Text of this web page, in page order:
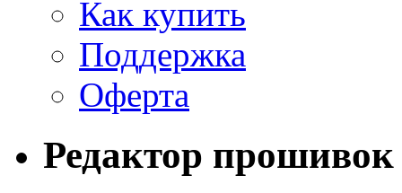
Как купить
Поддержка
Оферта
Редактор прошивок